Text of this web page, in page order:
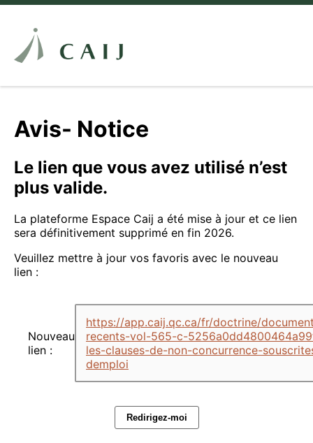
Avis- Notice
Le lien que vous avez utilisé n’est
plus valide.
La plateforme Espace Caij a été mise à jour et ce lien
sera définitivement supprimé en fin 2026.
Veuillez mettre à jour vos favoris avec le nouveau
lien :
Nouveau
lien :
https://app.caij.qc.ca/fr/doctrine/
recents-vol-565-c-
les-clauses-de-non-concurrence-
demploi
Redirigez-moi